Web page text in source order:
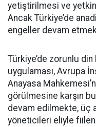
yetiştirilmesi ve
Ancak Türkiye’de
engeller devam
Türkiye’de zorunlu
uygulaması, Avrupa
Anayasa
görülmesine karşın
devam edilmekte, üç
yöneticileri eliyle